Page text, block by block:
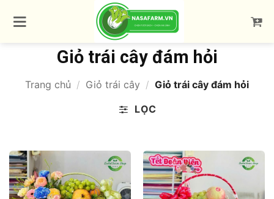
qua
Giỏ trái cây đám hỏi
Trang chủ / Giỏ trái cây / Giỏ trái cây đám hỏi
LỌC